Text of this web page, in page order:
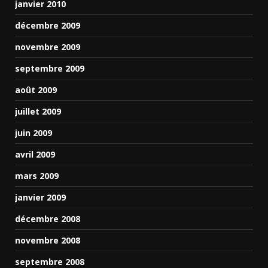
janvier 2010
décembre 2009
novembre 2009
septembre 2009
août 2009
juillet 2009
juin 2009
avril 2009
mars 2009
janvier 2009
décembre 2008
novembre 2008
septembre 2008